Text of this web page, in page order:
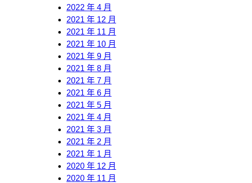
2022 年 4 月
2021 年 12 月
2021 年 11 月
2021 年 10 月
2021 年 9 月
2021 年 8 月
2021 年 7 月
2021 年 6 月
2021 年 5 月
2021 年 4 月
2021 年 3 月
2021 年 2 月
2021 年 1 月
2020 年 12 月
2020 年 11 月